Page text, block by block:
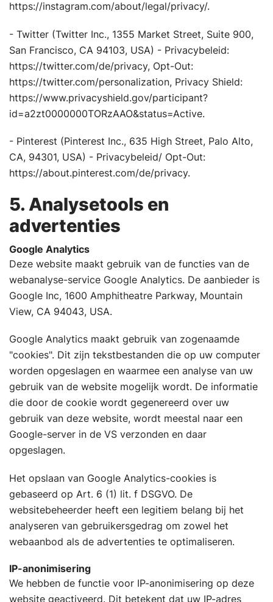
https://instagram.com/about/legal/privacy/.
- Twitter (Twitter Inc., 1355 Market Street, Suite 900,
San Francisco, CA 94103, USA) - Privacybeleid:
https://twitter.com/de/privacy, Opt-Out:
https://twitter.com/personalization, Privacy Shield:
https://www.privacyshield.gov/participant?
id=a2zt0000000TORzAAO&status=Active.
- Pinterest (Pinterest Inc., 635 High Street, Palo Alto,
CA, 94301, USA) - Privacybeleid/ Opt-Out:
https://about.pinterest.com/de/privacy.
5. Analysetools en
advertenties
Google Analytics
Deze website maakt gebruik van de functies van de
webanalyse-service Google Analytics. De aanbieder is
Google Inc, 1600 Amphitheatre Parkway, Mountain
View, CA 94043, USA.
Google Analytics maakt gebruik van zogenaamde
"cookies". Dit zijn tekstbestanden die op uw computer
worden opgeslagen en waarmee een analyse van uw
gebruik van de website mogelijk wordt. De informatie
die door de cookie wordt gegenereerd over uw
gebruik van deze website, wordt meestal naar een
Google-server in de VS verzonden en daar
opgeslagen.
Het opslaan van Google Analytics-cookies is
gebaseerd op Art. 6 (1) lit. f DSGVO. De
websitebeheerder heeft een legitiem belang bij het
analyseren van gebruikersgedrag om zowel het
webaanbod als de advertenties te optimaliseren.
IP-anonimisering
We hebben de functie voor IP-anonimisering op deze
website geactiveerd. Dit betekent dat uw IP-adres